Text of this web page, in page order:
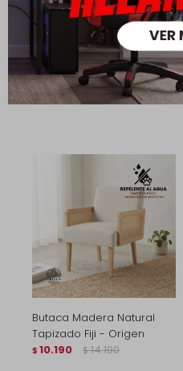
Silla Duo - Negro
$ 2.690 3.490
$ 1.883
$2.152
Butaca Madera Natural
Tapizado Fiji - Origen
$ 10.190 $ 14.190